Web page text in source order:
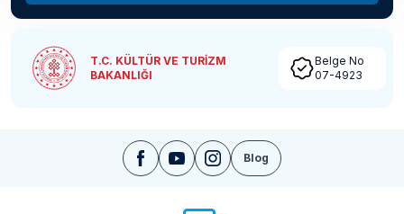
T.C. KÜLTÜR VE TURİZM
BAKANLIĞI
Belge No
07-4923
Blog